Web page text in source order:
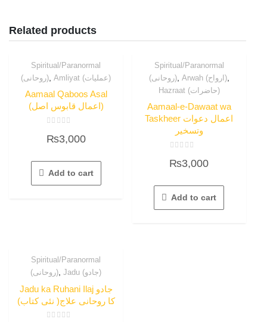
Related products
Spiritual/Paranormal
(روحانی) , Amliyat (عملیات)
Aamaal Qaboos Asal
(اعمال قابوس اصل)
0
out
5
₨3,000
Add to cart
Spiritual/Paranormal
(روحانی), Arwah (ارواح),
Hazraat (حاضرات)
Aamaal-e-Dawaat wa
Taskheer اعمال دعوات
وتسخیر
0
out
5
₨3,000
Add to cart
Spiritual/Paranormal
(روحانی), Jadu (جادو)
Jadu ka Ruhani Ilaj جادو
کا روحانی علاج( نئی کتاب)